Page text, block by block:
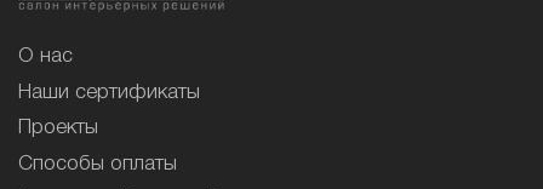
О нас
Наши сертификаты
Проекты
Способы оплаты